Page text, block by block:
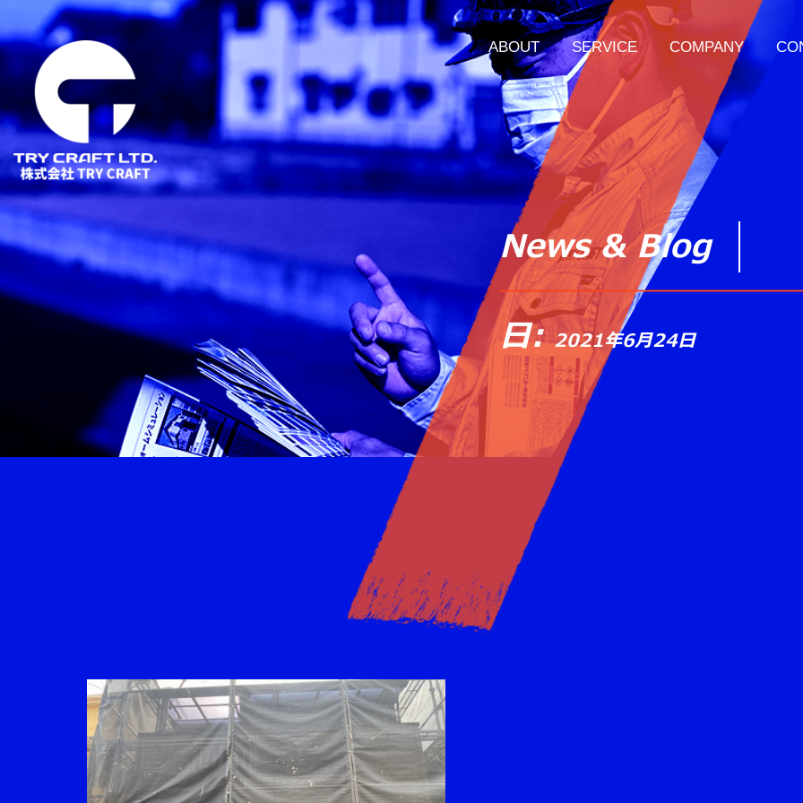
ABOUT SERVICE COMPANY
News & Blog
日:2021年6月24日